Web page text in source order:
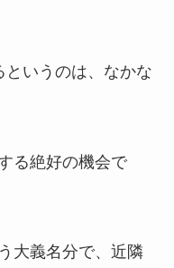
いうのは、なかな
る絶好の機会で
大義名分で、近隣